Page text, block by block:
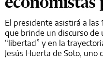
El presidente asistirá a las
que brinde un discurso de
“libertad” y en la
Jesús Huerta de Soto, uno